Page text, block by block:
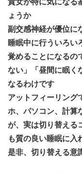
貴女が特に気になる
ょうか
副交感神経が優位に
睡眠中に行ういろい
覚めることになるの
ない」「昼間に眠く
なるわけです
アットフィーリング
ホ、パソコン、計算
が、実は切り替える
も質の良い睡眠に入
是非、切り替える意